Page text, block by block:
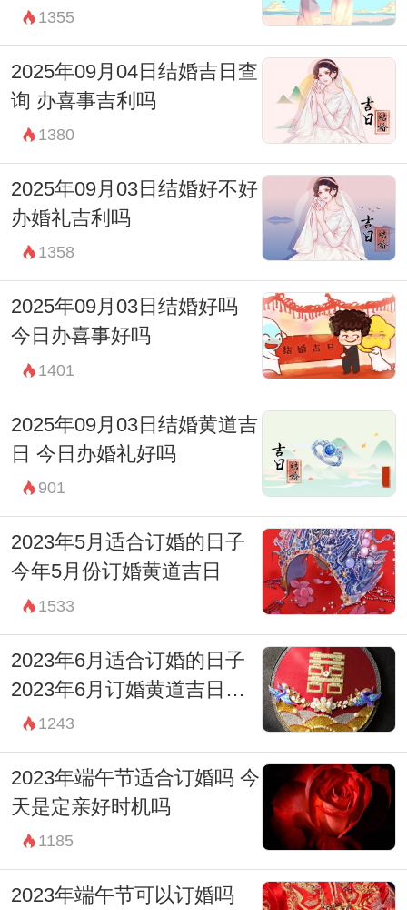
财神：东北
宜：祈福 求嗣 订婚 嫁娶 求财 开市 交易 安
床 祭祀
忌：赴任 修造 移徙 出行 词讼
09:00-10:59 巳时
财神：东北
土
11:00-12:59 午时
宜：无
忌：诸事不宜
13:00-14:59 未时
财神：西南
宜：修造 入宅 安葬 求财 见贵 嫁娶 进人口
移徙
忌：赴任 出行
15:00-16:59 申时
财神：正北
宜：订婚 嫁娶 出行 求财 开市 交易 安床
忌：祈福 求嗣
17:00-18:59 酉时
宜：修造 盖屋 移徙 作灶 安床 入宅 开市 祈
1355
2025年09月04日结婚吉日查
询 办喜事吉利吗
1380
2025年09月03日结婚好不好
办婚礼吉利吗
1358
2025年09月03日结婚好吗
今日办喜事好吗
1401
2025年09月03日结婚黄道吉
日 今日办婚礼好吗
901
2023年5月适合订婚的日子
今年5月份订婚黄道吉日
1533
2023年6月适合订婚的日子
2023年6月订婚黄道吉日查
询表1243
2023年端午节适合订婚吗 今
天是定亲好时机吗
1185
2023年端午节可以订婚吗